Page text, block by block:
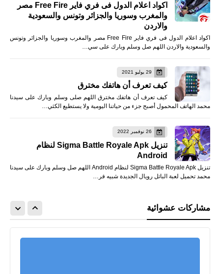
اكواد اعلام الدول فى فري فاير Free Fire مصر
والمغرب وسوريا والجزائر وتونس والسعودية
والاردن
اكواد اعلام الدول فى فري فاير Free Fire مصر والمغرب وسوريا والجزائر وتونس
والسعودية والاردن اللهم صل وسلم وبارك على سي…
29 يوليو 2021
كيف تعرف أن هاتفك مخترق
كيف تعرف أن هاتفك مخترق اللهم صلى وسلم وبارك على سيدنا
محمد الهاتف المحمول أصبح جزء من حياتنا اليومية ولا يستطيع الكثي…
26 نوفمبر 2022
تنزيل Sigma Battle Royale Apk لنظام
Android
تنزيل Sigma Battle Royale Apk لنظام Android اللهم صل وسلم وبارك على سيدنا
محمد تحميل لعبة الباتل رويال الجديدة شبيه فر…
مشاركات عشوائية